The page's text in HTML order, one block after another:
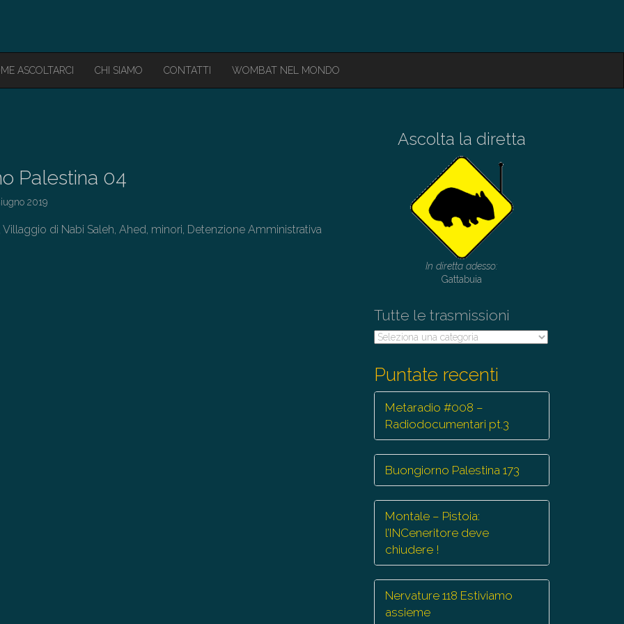
ASCOLTARCI CHI SIAMO CONTATTI WOMBAT NEL MONDO
Palestina 04
2019
Villaggio di Nabi Saleh, Ahed, minori, Detenzione Amministrativa
Ascolta la diretta
In diretta adesso:
Gattabuia
Tutte le trasmissioni
Tutte
Puntate recenti
Metaradio #008 –
Radiodocumentari pt.3
Buongiorno Palestina 173
Montale – Pistoia:
l’INCeneritore deve
chiudere !
Nervature 118 Estiviamo
assieme